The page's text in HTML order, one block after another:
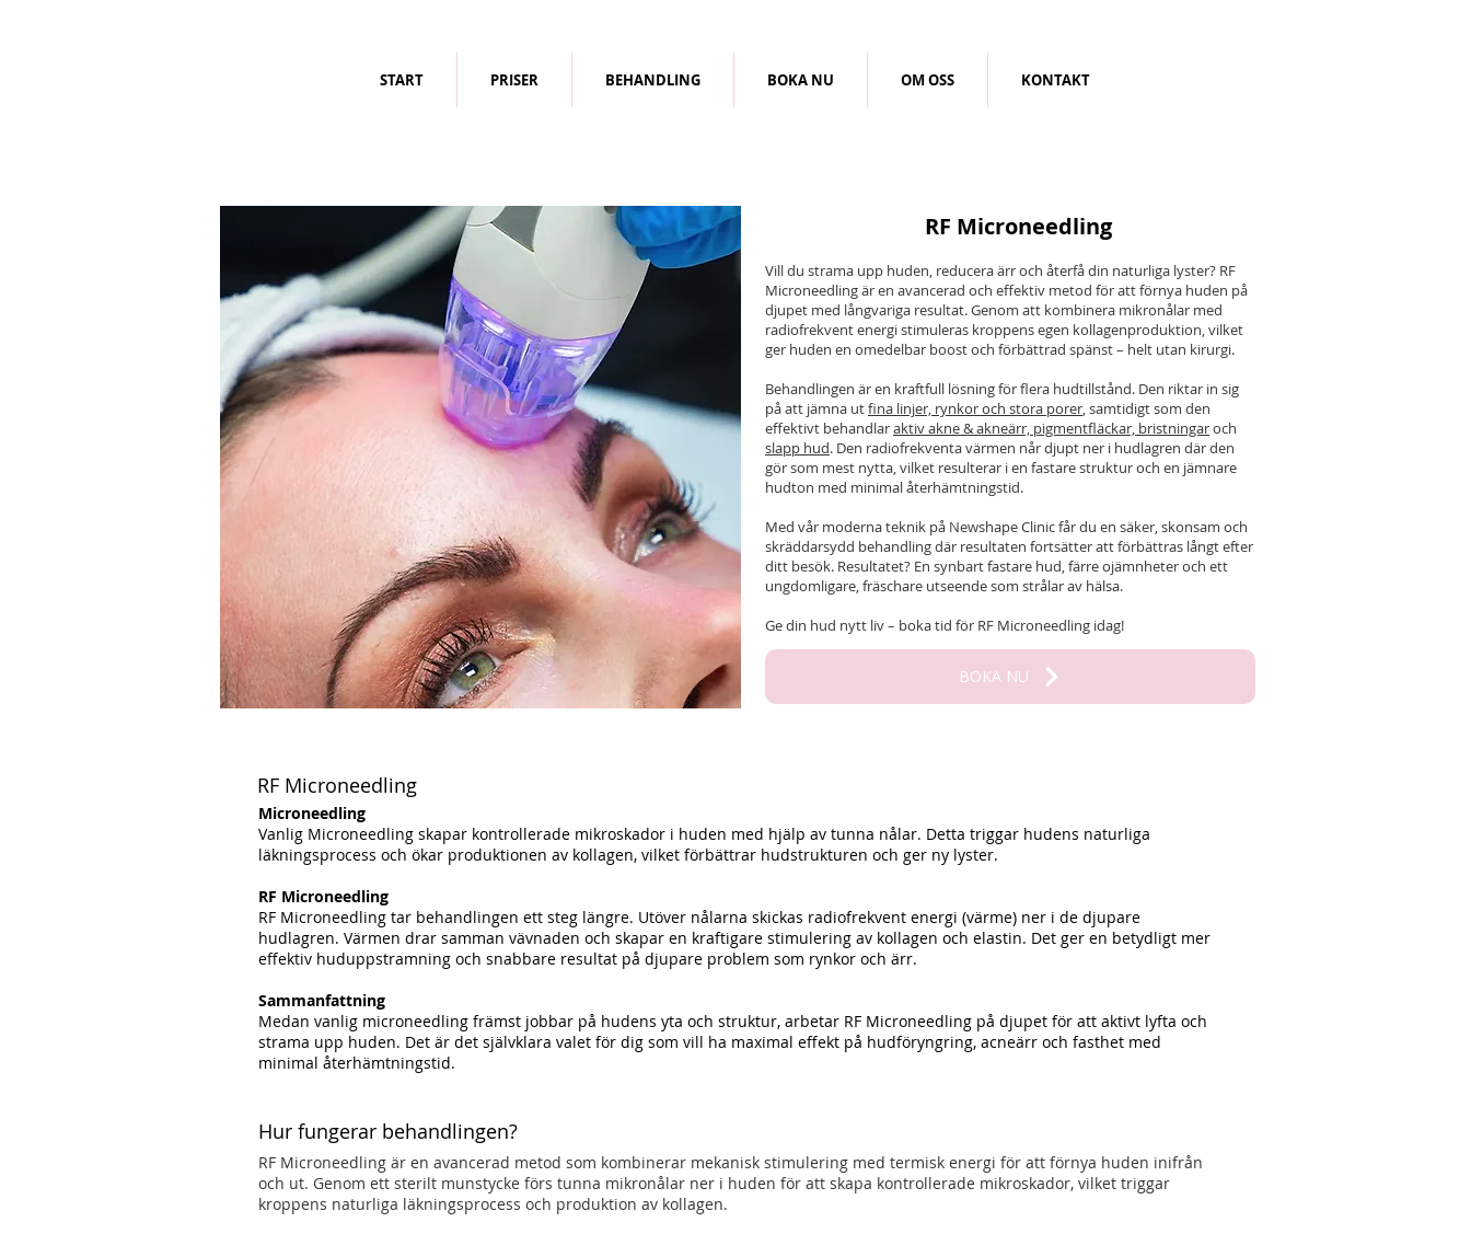
START PRISER BEHANDLING BOKA NU OM OSS KONTAKT
RF Microneedling
Vill du strama upp huden, reducera ärr och återfå din naturliga lyster? RF
Microneedling är en avancerad och effektiv metod för att förnya huden på
djupet med långvariga resultat. Genom att kombinera mikronålar med
radiofrekvent energi stimuleras kroppens egen kollagenproduktion, vilket
ger huden en omedelbar boost och förbättrad spänst – helt utan kirurgi.
Behandlingen är en kraftfull lösning för flera hudtillstånd. Den riktar in sig
på att jämna utfina linjer, rynkor och stora porer, samtidigt som den
effektivt behandlaraktiv akne & akneärr, pigmentfläckar, bristningaroch
slapp hud. Den radiofrekventa värmen når djupt ner i hudlagren där den
gör som mest nytta, vilket resulterar i en fastare struktur och en jämnare
hudton med minimal återhämtningstid.
Med vår moderna teknik på Newshape Clinic får du en säker, skonsam och
skräddarsydd behandling där resultaten fortsätter att förbättras långt efter
ditt besök. Resultatet? En synbart fastare hud, färre ojämnheter och ett
ungdomligare, fräschare utseende som strålar av hälsa.
Ge din hud nytt liv – boka tid för RF Microneedling idag!
BOKA NU
RF Microneedling
Microneedling
Vanlig Microneedling skapar kontrollerade mikroskador i huden med hjälp av tunna nålar. Detta triggar hudens naturliga
läkningsprocess och ökar produktionen av kollagen, vilket förbättrar hudstrukturen och ger ny lyster.
RF Microneedling
RF Microneedling tar behandlingen ett steg längre. Utöver nålarna skickas radiofrekvent energi (värme) ner i de djupare
hudlagren. Värmen drar samman vävnaden och skapar en kraftigare stimulering av kollagen och elastin. Det ger en betydligt mer
effektiv huduppstramning och snabbare resultat på djupare problem som rynkor och ärr.
Sammanfattning
Medan vanlig microneedling främst jobbar på hudens yta och struktur, arbetar RF Microneedling på djupet för att aktivt lyfta och
strama upp huden. Det är det självklara valet för dig som vill ha maximal effekt på hudföryngring, acneärr och fasthet med
minimal återhämtningstid.
Hur fungerar behandlingen?
RF Microneedling är en avancerad metod som kombinerar mekanisk stimulering med termisk energi för att förnya huden inifrån
och ut. Genom ett sterilt munstycke förs tunna mikronålar ner i huden för att skapa kontrollerade mikroskador, vilket triggar
kroppens naturliga läkningsprocess och produktion av kollagen.